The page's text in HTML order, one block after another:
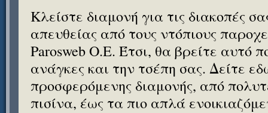
Κλείστε διαμονή για τις διακοπές
απευθείας από τους ντόπιους
Parosweb Ο.Ε. Έτσι, θα βρείτε αυτό
ανάγκες και την τσέπη σας. Δείτε
προσφερόμενης διαμονής, από
πισίνα, έως τα πιο απλά